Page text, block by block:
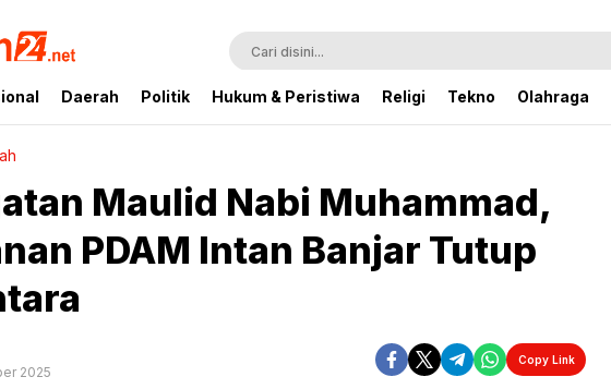
Daerah Politik Hukum & Peristiwa Religi Tekno Olahraga
Maulid Nabi Muhammad,
PDAM Intan Banjar Tutup
2025
Copy Link